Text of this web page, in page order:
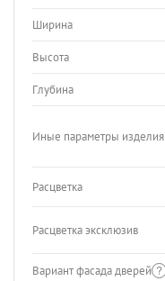
Ширина
Высота
Глубина
Иные параметры изделия
Расцветка
Расцветка эксклюзив
Вариант фасада дверей